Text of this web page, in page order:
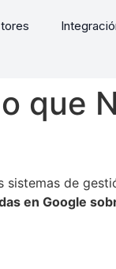
que
sistemas de
en Google